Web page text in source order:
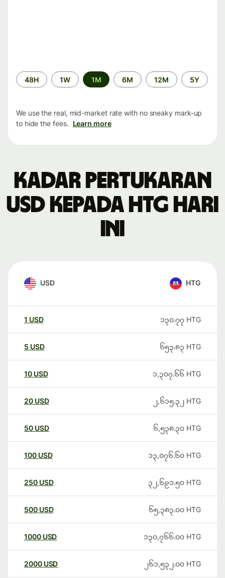
Time
period
48H 1W 1M 6M 12M 5Y
We use the real, mid-market rate with no sneaky mark-up
to hide the fees. Learn more
Kadar pertukaran
USD kepada HTG hari
ini
USD HTG
1 USD ၁၃၀.၇၇ HTG
5 USD ၆၅၃.၈၃ HTG
10 USD ၁,၃၀၇.၆၆ HTG
20 USD ၂,၆၁၅.၃၂ HTG
50 USD ၆,၅၃၈.၃၀ HTG
100 USD ၁၃,၀၇၆.၆၀ HTG
250 USD ၃၂,၆၉၁.၅၀ HTG
500 USD ၆၅,၃၈၃.၀၀ HTG
1000 USD ၁၃၀,၇၆၆.၀၀ HTG
2000 USD ၂၆၁,၅၃၂.၀၀ HTG